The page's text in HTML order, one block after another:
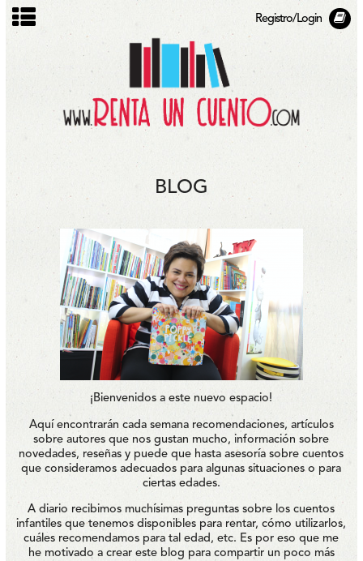
Registro/Login
BLOG
¡Bienvenidos a este nuevo espacio!
Aquí encontrarán cada semana recomendaciones, artículos
sobre autores que nos gustan mucho, información sobre
novedades, reseñas y puede que hasta asesoría sobre cuentos
que consideramos adecuados para algunas situaciones o para
ciertas edades.
A diario recibimos muchísimas preguntas sobre los cuentos
infantiles que tenemos disponibles para rentar, cómo utilizarlos,
cuáles recomendamos para tal edad, etc. Es por eso que me
he motivado a crear este blog para compartir un poco más